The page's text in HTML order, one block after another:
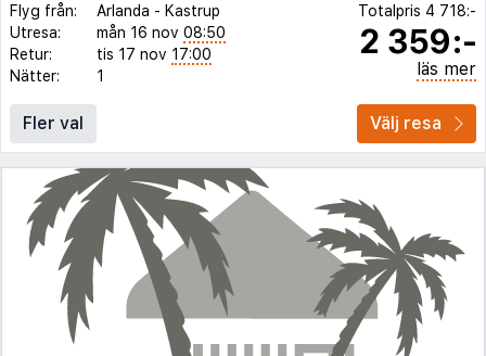
Flyg från: Arlanda - Kastrup
Utresa:
mån 16 nov 08:50
Retur:
tis 17 nov 17:00
Nätter:
1
Totalpris 4 718:-
2 359:-
läs mer
Fler val Välj resa